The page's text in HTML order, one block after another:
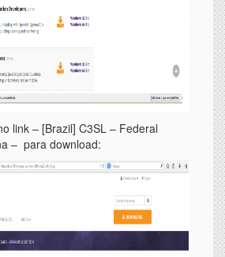
link – [Brazil] C3SL – Federal
– para download: